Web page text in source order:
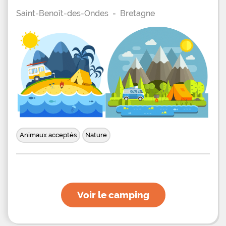
Saint-Benoît-des-Ondes - Bretagne
Animaux acceptés Nature
Voir le camping